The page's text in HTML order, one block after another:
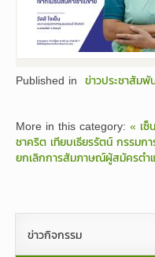
Published in ข่าวประชาสัมพั
More in this category: « เ
ชาคริต เทียบเธียรรัตน์ กรรมก
ยกเลิกการสัมภาษณ์ผู้สมัครตำ
ข่าวกิจกรรม